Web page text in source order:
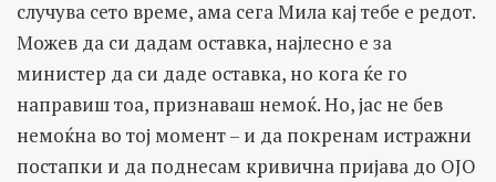
случува сето време, ама сега Мила кај тебе е редот.
Можев да си дадам оставка, најлесно е за
министер да си даде оставка, но кога ќе го
направиш тоа, признаваш немоќ. Но, јас не бев
немоќна во тој момент – и да покренам истражни
постапки и да поднесам кривична пријава до ОЈО